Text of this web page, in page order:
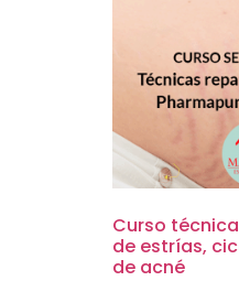
Curso
de estrías,
de acné